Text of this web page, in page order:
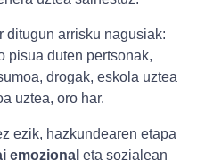
ditugun arrisku nagusiak:
pisua duten pertsonak,
drogak, eskola uztea
uztea, oro har.
ezik, hazkundearen etapa
emozional eta sozialean